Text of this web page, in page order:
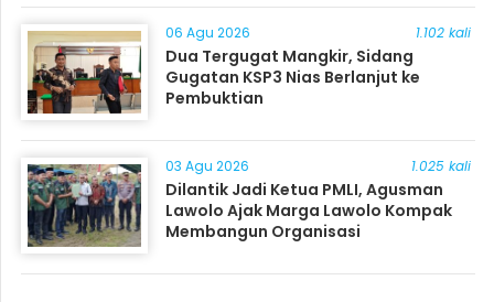
06 Agu 2026 1.102 kali
Dua Tergugat Mangkir, Sidang
Gugatan KSP3 Nias Berlanjut ke
Pembuktian
03 Agu 2026 1.025 kali
Dilantik Jadi Ketua PMLI, Agusman
Lawolo Ajak Marga Lawolo Kompak
Membangun Organisasi